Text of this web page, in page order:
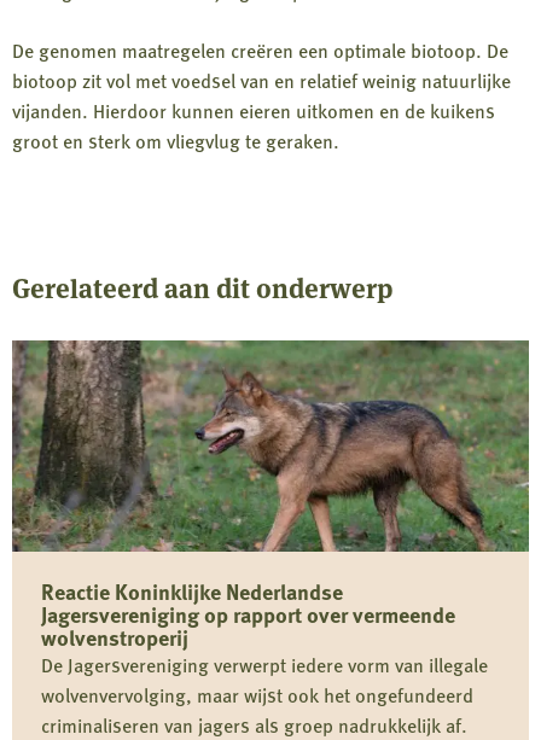
De genomen maatregelen creëren een optimale biotoop. De
biotoop zit vol met voedsel van en relatief weinig natuurlijke
vijanden. Hierdoor kunnen eieren uitkomen en de kuikens
groot en sterk om vliegvlug te geraken.
Gerelateerd aan dit onderwerp
Reactie Koninklijke Nederlandse
Jagersvereniging op rapport over vermeende
wolvenstroperij
De Jagersvereniging verwerpt iedere vorm van illegale
wolvenvervolging, maar wijst ook het ongefundeerd
criminaliseren van jagers als groep nadrukkelijk af.